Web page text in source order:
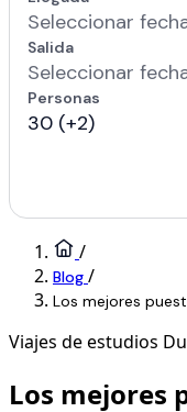
/
Blog /
Los mejores
Viajes de estudios
Los mejores